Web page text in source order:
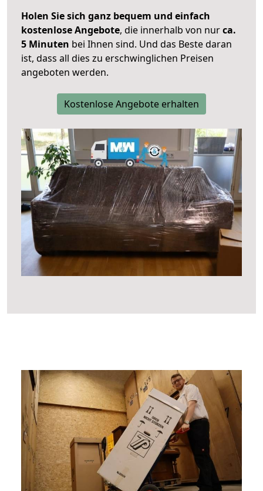
Holen Sie sich ganz bequem und einfach
kostenlose Angebote, die innerhalb von nurca.
5 Minuten bei Ihnen sind. Und das Beste daran
ist, dass all dies zu erschwinglichen Preisen
angeboten werden.
Kostenlose Angebote erhalten